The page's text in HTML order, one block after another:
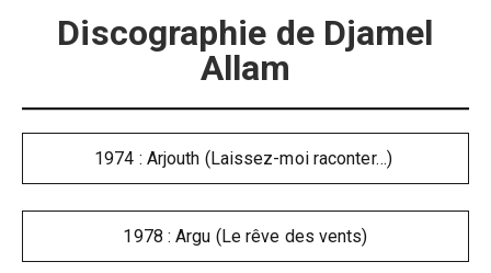
Discographie de Djamel
Allam
1974 : Arjouth (Laissez-moi raconter…)
1978 : Argu (Le rêve des vents)